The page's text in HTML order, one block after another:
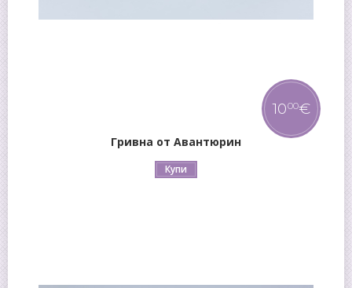
Гривна от Авантюрин
1000€
Купи